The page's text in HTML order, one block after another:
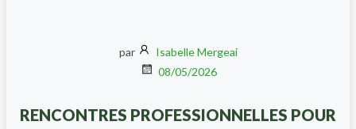
par
Isabelle Mergeai
08/05/2026
RENCONTRES PROFESSIONNELLES POUR